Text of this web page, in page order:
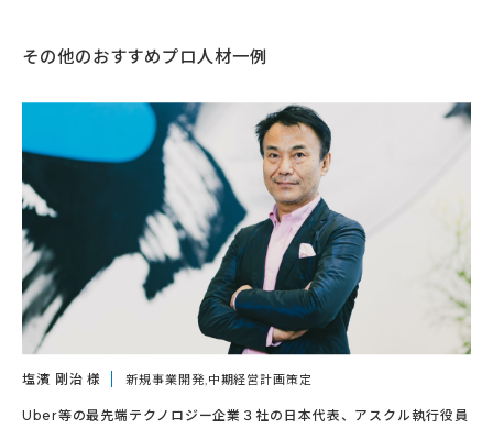
その他のおすすめプロ人材一例
塩濱 剛治 様 新規事業開発,中期経営計画策定
Uber等の最先端テクノロジー企業３社の日本代表、アスクル執行役員